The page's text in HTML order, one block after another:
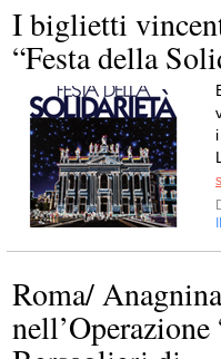
I biglietti
“Festa della
Roma/